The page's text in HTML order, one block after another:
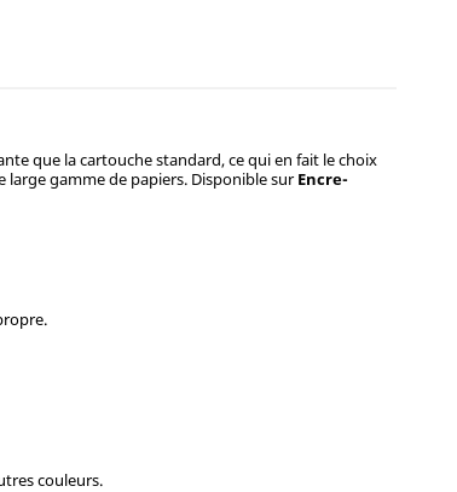
que la cartouche standard, ce qui en fait le choix
gamme de papiers. Disponible surEncre-
couleurs.